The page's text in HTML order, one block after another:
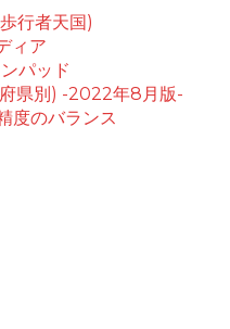
行者天国)
ィア
パッド
県別) -2022年8月版-
度のバランス